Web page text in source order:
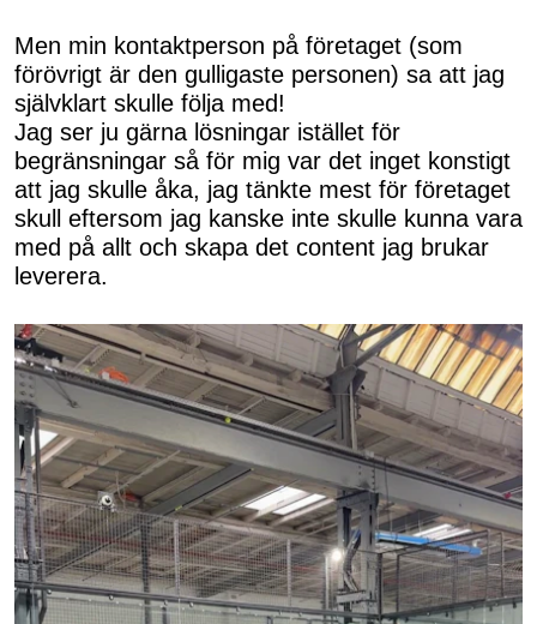
Men min kontaktperson på företaget (som
förövrigt är den gulligaste personen) sa att jag
självklart skulle följa med!
Jag ser ju gärna lösningar istället för
begränsningar så för mig var det inget konstigt
att jag skulle åka, jag tänkte mest för företaget
skull eftersom jag kanske inte skulle kunna vara
med på allt och skapa det content jag brukar
leverera.